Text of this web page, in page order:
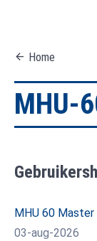
arrow_back Home
MHU-
MHU 60
03-aug-2026